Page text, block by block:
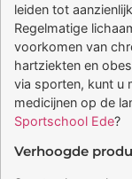
leiden tot
Regelmatige
voorkomen van
hartziekten en
via sporten, kunt u
medicijnen op de
Sportschool Ede?
Verhoogde